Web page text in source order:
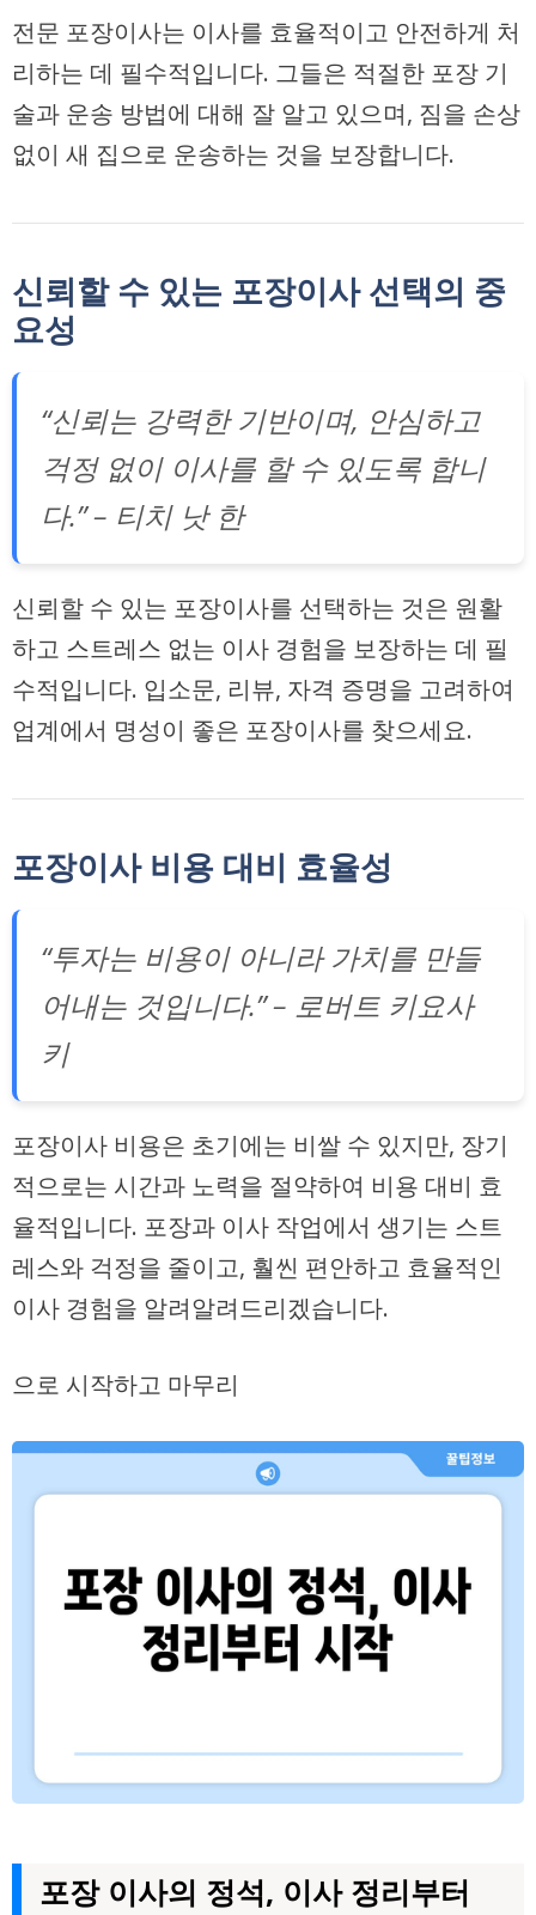
전문 포장이사는 이사를 효율적이고 안전하게 처
리하는 데 필수적입니다. 그들은 적절한 포장 기
술과 운송 방법에 대해 잘 알고 있으며, 짐을 손상
없이 새 집으로 운송하는 것을 보장합니다.
신뢰할 수 있는 포장이사 선택의 중
요성
“신뢰는 강력한 기반이며, 안심하고
걱정 없이 이사를 할 수 있도록 합니
다.” – 티치 낫 한
신뢰할 수 있는 포장이사를 선택하는 것은 원활
하고 스트레스 없는 이사 경험을 보장하는 데 필
수적입니다. 입소문, 리뷰, 자격 증명을 고려하여
업계에서 명성이 좋은 포장이사를 찾으세요.
포장이사 비용 대비 효율성
“투자는 비용이 아니라 가치를 만들
어내는 것입니다.” – 로버트 키요사
키
포장이사 비용은 초기에는 비쌀 수 있지만, 장기
적으로는 시간과 노력을 절약하여 비용 대비 효
율적입니다. 포장과 이사 작업에서 생기는 스트
레스와 걱정을 줄이고, 훨씬 편안하고 효율적인
이사 경험을 알려알려드리겠습니다.
으로 시작하고 마무리
포장 이사의 정석, 이사 정리부터